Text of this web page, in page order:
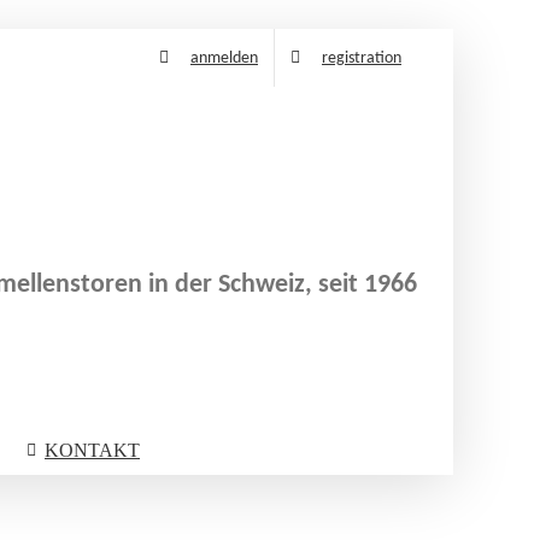
anmelden registration
in der Schweiz, seit 1966
KONTAKT